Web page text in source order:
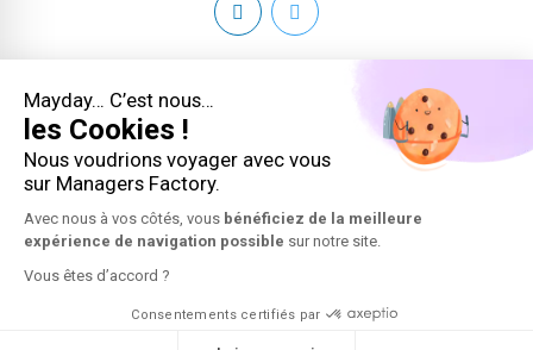
Copyright 2026 © Managers Factory - Tous droits réservés
Conditions générales
Mentions légales
Plan du site
Contact
Mayday… C’est nous…
les Cookies !
Nous voudrions voyager avec vous
sur Managers Factory.
Avec nous à vos côtés, vous bénéficiez de la meilleure
expérience de navigation possible sur notre site.
Vous êtes d’accord ?
Consentements certifiés par